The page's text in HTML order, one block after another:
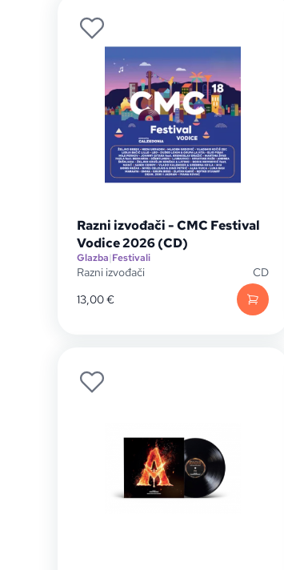
Razni izvođači - CMC Festival
Vodice 2026 (CD)
Glazba|Festivali
Razni izvođači
CD
13,00€